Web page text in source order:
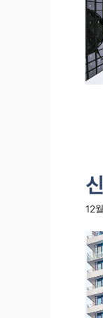
12